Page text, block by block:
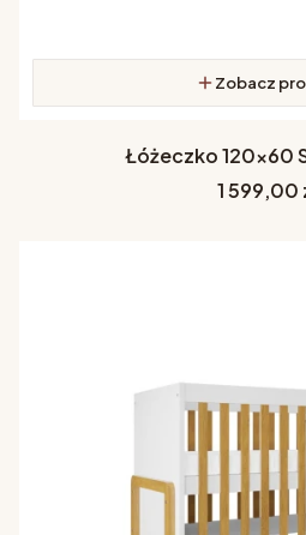
Zobacz
Łóżeczko 120x60
Cena
1 599,00